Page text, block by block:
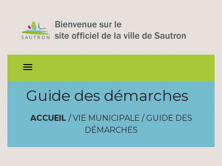
menu
Guide des démarches
ACCUEIL / VIE MUNICIPALE / GUIDE DES
DÉMARCHES